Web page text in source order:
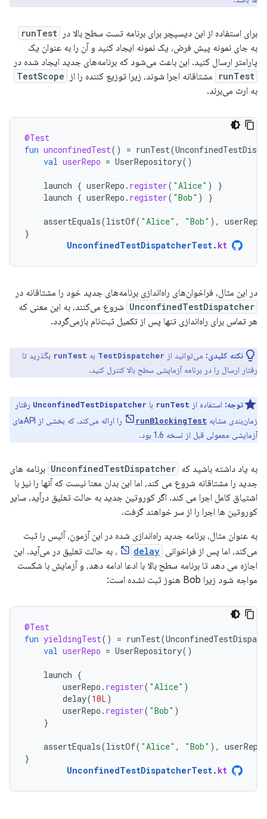
برای استفاده از این دیسپچر برای برنامه تست سطح بالا در runTest
به جای نمونه پیش فرض، یک نمونه ایجاد کنید و آن را به عنوان یک
پارامتر ارسال کنید. این باعث می‌شود که برنامه‌های جدید ایجاد شده در
runTest مشتاقانه اجرا شوند، زیرا توزیع کننده را از TestScope
به ارث می‌برند.
@Test
fun unconfinedTest() = runTest(
val userRepo = UserRepository()
launch { userRepo . register( "Alice" )
}
launch { userRepo . register( "Bob" ) }
assertEquals(listOf( "Alice" , "Bob" ), userRepo
}
UnconfinedTestDispatcherTest. kt
در این مثال، فراخوان‌های راه‌اندازی برنامه‌های جدید خود را مشتاقانه در
UnconfinedTestDispatcher شروع می‌کنند، به این معنی که
هر تماس برای راه‌اندازی تنها پس از تکمیل ثبت‌نام بازمی‌گردد.
نکته کلیدی: می‌توانید از TestDispatcher به runTest بگذرید تا
رفتار ارسال را در برنامه آزمایشی سطح بالا کنترل کنید.
توجه: استفاده از runTest با UnconfinedTestDispatcher رفتار
زمان‌بندی مشابه runBlockingTest
را ارائه می‌کند، که بخشی از APIهای
آزمایشی معمولی قبل از نسخه 1.6 بود.
به یاد داشته باشید که UnconfinedTestDispatcher برنامه های
جدید را مشتاقانه شروع می کند، اما این بدان معنا نیست که آنها را نیز با
اشتیاق کامل اجرا می کند. اگر کوروتین جدید به حالت تعلیق درآید، سایر
کوروتین ها اجرا را از سر خواهند گرفت.
به عنوان مثال، برنامه جدید راه‌اندازی شده در این آزمون، آلیس را ثبت
می‌کند، اما پس از فراخوانی delay
، به حالت تعلیق در می‌آید. این
اجازه می دهد تا برنامه سطح بالا با ادعا ادامه دهد، و آزمایش با شکست
مواجه شود زیرا Bob هنوز ثبت نشده است:
@Test
fun yieldingTest() = runTest(
val userRepo = UserRepository()
launch {
userRepo . register( "Alice" )
delay(10L)
userRepo . register( "Bob" )
}
assertEquals(listOf( "Alice" , "Bob" ), userRepo
}
UnconfinedTestDispatcherTest. kt